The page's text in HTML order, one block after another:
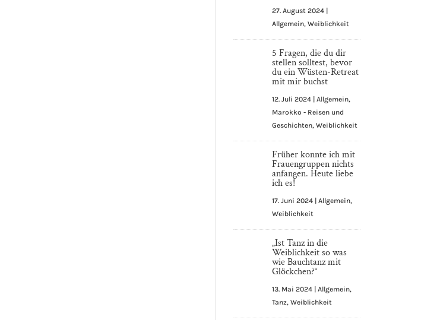
27. August 2024|
Allgemein, Weiblichkeit
5 Fragen, die du dir
stellen solltest, bevor
du ein Wüsten-Retreat
mit mir buchst
12. Juli 2024| Allgemein,
Marokko - Reisen und
Geschichten, Weiblichkeit
Früher konnte ich mit
Frauengruppen nichts
anfangen. Heute liebe
ich es!
17. Juni 2024| Allgemein,
Weiblichkeit
„Ist Tanz in die
Weiblichkeit so was
wie Bauchtanz mit
Glöckchen?“
13. Mai 2024| Allgemein,
Tanz, Weiblichkeit